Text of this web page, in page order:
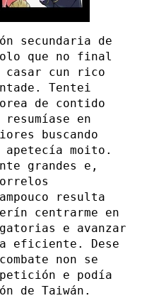
secundaria de
que no final
casar cun rico
Tentei
de contido
en
buscando
apetecía moito.
grandes e,
resulta
centrarme en
e avanzar
eficiente. Dese
non se
e podía
de Taiwán.